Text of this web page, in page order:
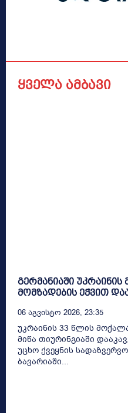
ყველა ამბავი
გერმანიაში
მომზადების ეჭვით
06 Აგვისტო 2026, 23:35
უკრაინის 33 წლის
მიწა თიურინგიაში
უცხო ქვეყნის
ბავარიაში...